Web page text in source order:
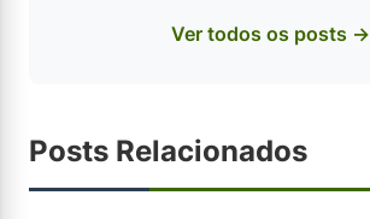
Ver todos os posts →
Posts Relacionados